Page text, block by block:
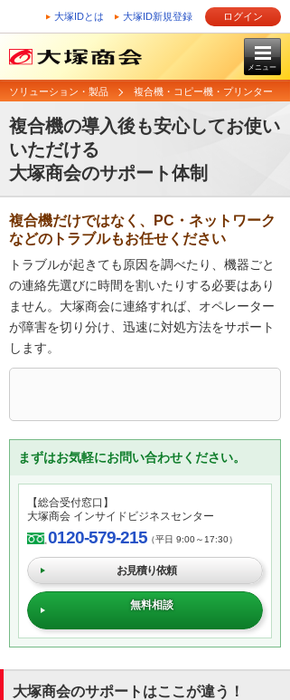
大塚IDとは 大塚ID新規登録 ログイン
メニュー
ソリューション・製品 複合機・コピー機・プリンター
複合機の導入後も安心してお使い
いただける
大塚商会のサポート体制
複合機だけではなく、PC・ネットワーク
などのトラブルもお任せください
トラブルが起きても原因を調べたり、機器ごと
の連絡先選びに時間を割いたりする必要はあり
ません。大塚商会に連絡すれば、オペレーター
が障害を切り分け、迅速に対処方法をサポート
します。
まずはお気軽にお問い合わせください。
【総合受付窓口】
大塚商会 インサイドビジネスセンター
0120-579-215（平日 9:00～17:30）
お見積り依頼
無料相談
大塚商会のサポートはここが違う！